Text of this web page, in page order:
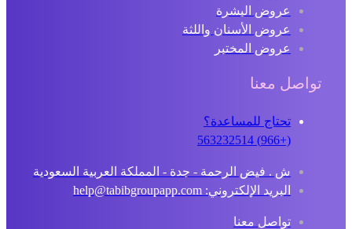
عروض البشرة
عروض الأسنان واللثة
عروض المختبر
تواصل معنا
تحتاج للمساعدة؟
ش . فيض الرحمة - جدة - المملكة العربية السعودية
البريد الإلكتروني: help@tabibgroupapp.com
تواصل معنا